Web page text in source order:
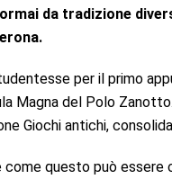
da tradizione
per il primo
Magna del Polo
Giochi antichi,
questo può essere